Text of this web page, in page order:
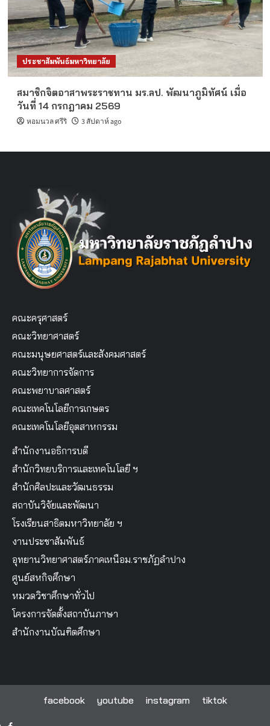
ประชาสัมพันธ์มหาวิทยาลัย
สมาชิกจิตอาสาพระราชทาน มร.ลป. พัฒนาภูมิทัศน์ เมื่อ
วันที่ 14 กรกฎาคม 2569
หอมนวล ศรีริ 3 สัปดาห์ ago
คณะครุศาสตร์
คณะวิทยาศาสตร์
คณะมนุษยศาสตร์และสังคมศาสตร์
คณะวิทยาการจัดการ
คณะพยาบาลศาสตร์
คณะเทคโนโลยีการเกษตร
คณะเทคโนโลยีอุตสาหกรรม
สำนักงานอธิการบดี
สำนักวิทยบริการและเทคโนโลยี ฯ
สำนักศิลปะและวัฒนธรรม
สถาบันวิจัยและพัฒนา
โรงเรียนสาธิตมหาวิทยาลัย ฯ
งานประชาสัมพันธ์
อุทยานวิทยาศาสตร์ภาคเหนือม.ราชภัฏลำปาง
ศูนย์สหกิจศึกษา
หมวดวิชาศึกษาทั่วไป
โครงการจัดตั้งสถาบันภาษา
สำนักงานบัณฑิตศึกษา
facebook youtube instagram tiktok